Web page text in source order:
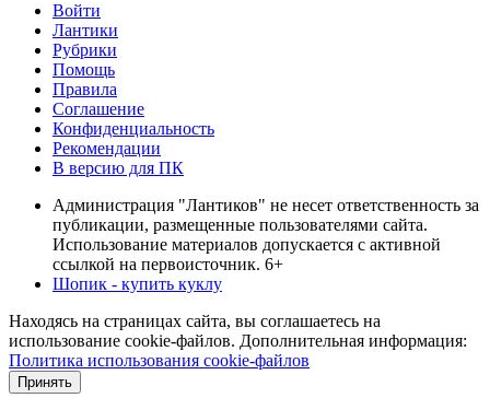
Войти
Лантики
Рубрики
Помощь
Правила
Соглашение
Конфиденциальность
Рекомендации
В версию для ПК
Администрация "Лантиков" не несет ответственность за
публикации, размещенные пользователями сайта.
Использование материалов допускается с активной
ссылкой на первоисточник. 6+
Шопик - купить куклу
Находясь на страницах сайта, вы соглашаетесь на
использование cookie-файлов. Дополнительная информация:
Политика использования cookie-файлов
Принять